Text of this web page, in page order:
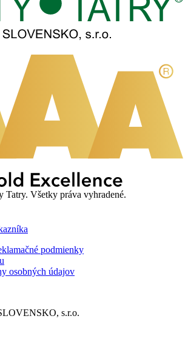
Všetky práva vyhradené.
podmienky
osobných údajov
s.r.o.